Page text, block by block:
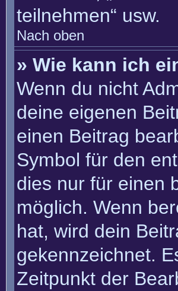
teilnehmen“ usw.
Nach oben
» Wie kann ich
Wenn du nicht
deine eigenen
einen Beitrag
Symbol für den
dies nur für einen
möglich. Wenn
hat, wird dein
gekennzeichnet.
Zeitpunkt der